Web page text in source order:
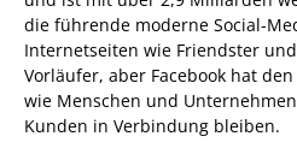
die führende moderne Social-
Internetseiten wie Friendster
Vorläufer, aber Facebook hat
wie Menschen und
Kunden in Verbindung bleiben.